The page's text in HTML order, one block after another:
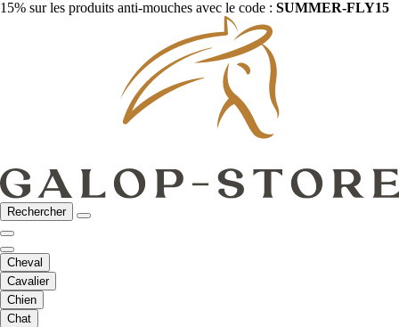
15% sur les produits anti-mouches avec le code : SUMMER-FLY15
Rechercher
Cheval
Cavalier
Chien
Chat